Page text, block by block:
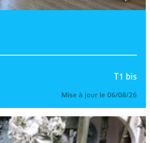
T1 bis
Mise à jour le 06/08/26